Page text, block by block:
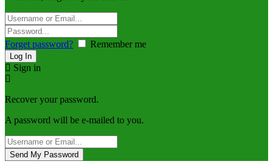
Forget password? Remember me
Sign in
Recover your password.
A password will be e-mailed to you.